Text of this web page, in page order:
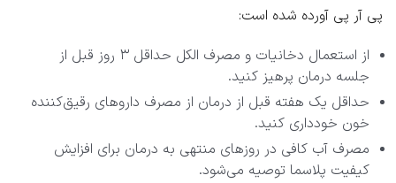
پی آر پی آورده شده است:
از استعمال دخانیات و مصرف الکل حداقل ۳ روز قبل از
جلسه درمان پرهیز کنید.
حداقل یک هفته قبل از درمان از مصرف داروهای رقیق‌کننده
خون خودداری کنید.
مصرف آب کافی در روزهای منتهی به درمان برای افزایش
کیفیت پلاسما توصیه می‌شود.